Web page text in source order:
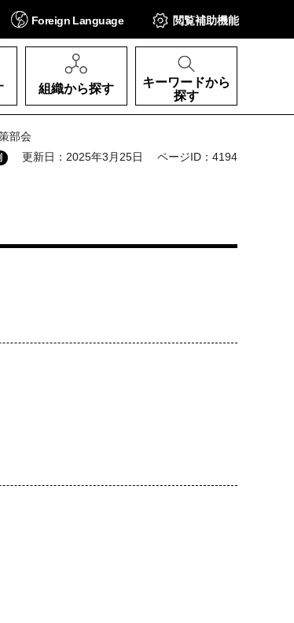
Foreign Language 閲覧補助機能
組織から探す
キーワードから
探す
部会
更新日：2025年3月25日 ページID：4194